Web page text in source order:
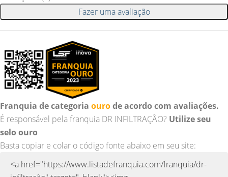
Fazer uma avaliação
Franquia de categoria ourode acordo com avaliações.
É responsável pela franquia DR INFILTRAÇÃO? Utilize seu
selo ouro
Basta copiar e colar o código fonte abaixo em seu site: